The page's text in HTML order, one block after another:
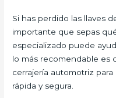
Si has perdido las llaves
importante que sepas
especializado puede
lo más recomendable es
cerrajería automotriz
rápida y segura.